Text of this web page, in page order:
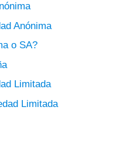
Anónima
o SA?
Limitada
Limitada